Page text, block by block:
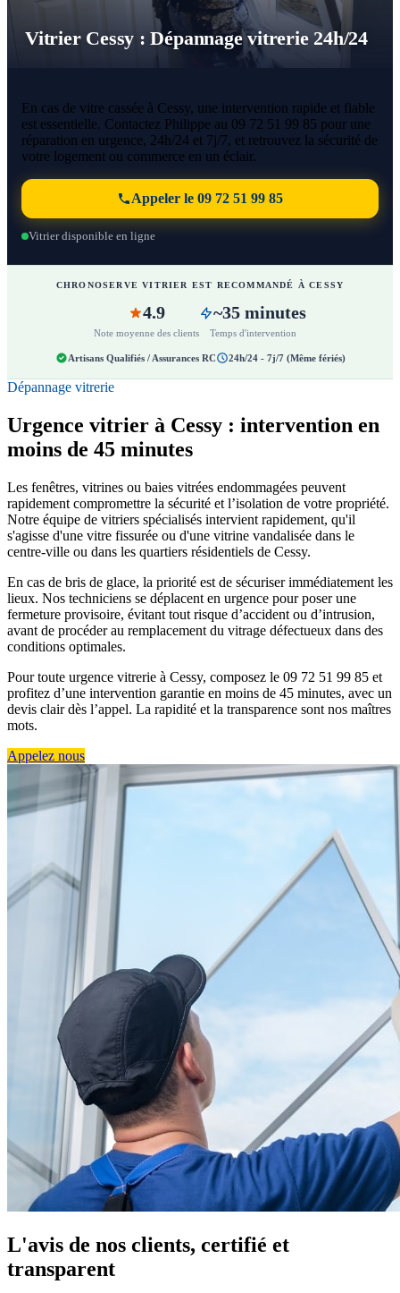
Vitrier Cessy : Dépannage vitrerie 24h/24
En cas de vitre cassée à Cessy, une intervention rapide et fiable
est essentielle. Contactez Philippe au 09 72 51 99 85 pour une
réparation en urgence, 24h/24 et 7j/7, et retrouvez la sécurité de
votre logement ou commerce en un éclair.
Appeler le 09 72 51 99 85
Vitrier disponible en ligne
CHRONOSERVE VITRIER EST RECOMMANDÉ À CESSY
4.9
Note moyenne des clients
~35 minutes
Temps d'intervention
Artisans Qualifiés / Assurances RC 24h/24 - 7j/7 (Même fériés)
Dépannage vitrerie
Urgence vitrier à Cessy : intervention en
moins de 45 minutes
Les fenêtres, vitrines ou baies vitrées endommagées peuvent
rapidement compromettre la sécurité et l’isolation de votre propriété.
Notre équipe de vitriers spécialisés intervient rapidement, qu'il
s'agisse d'une vitre fissurée ou d'une vitrine vandalisée dans le
centre-ville ou dans les quartiers résidentiels de Cessy.
En cas de bris de glace, la priorité est de sécuriser immédiatement les
lieux. Nos techniciens se déplacent en urgence pour poser une
fermeture provisoire, évitant tout risque d’accident ou d’intrusion,
avant de procéder au remplacement du vitrage défectueux dans des
conditions optimales.
Pour toute urgence vitrerie à Cessy, composez le 09 72 51 99 85 et
profitez d’une intervention garantie en moins de 45 minutes, avec un
devis clair dès l’appel. La rapidité et la transparence sont nos maîtres
mots.
Appelez nous
L'avis de nos clients, certifié et
transparent